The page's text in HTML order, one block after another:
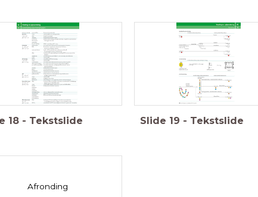
18 - Tekstslide Slide 19 - Tekstslide
Afronding